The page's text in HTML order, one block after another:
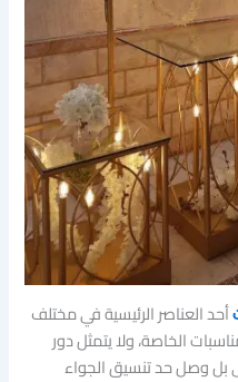
أحد العناصر الرئيسية في مختلف
الخاصة، ولا يتمثل دور
وصل حد تنسيق الجواء